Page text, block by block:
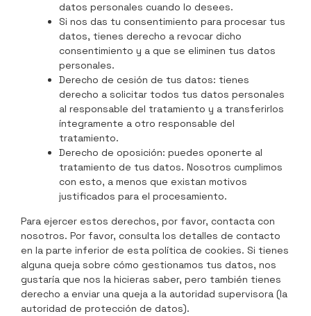
datos personales cuando lo desees.
Si nos das tu consentimiento para procesar tus
datos, tienes derecho a revocar dicho
consentimiento y a que se eliminen tus datos
personales.
Derecho de cesión de tus datos: tienes
derecho a solicitar todos tus datos personales
al responsable del tratamiento y a transferirlos
íntegramente a otro responsable del
tratamiento.
Derecho de oposición: puedes oponerte al
tratamiento de tus datos. Nosotros cumplimos
con esto, a menos que existan motivos
justificados para el procesamiento.
Para ejercer estos derechos, por favor, contacta con
nosotros. Por favor, consulta los detalles de contacto
en la parte inferior de esta política de cookies. Si tienes
alguna queja sobre cómo gestionamos tus datos, nos
gustaría que nos la hicieras saber, pero también tienes
derecho a enviar una queja a la autoridad supervisora (la
autoridad de protección de datos).